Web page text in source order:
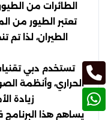
الطائرات من
تعتبر الطيور من
الطيران، لذا
تستخدم دبي
الحراري، وأنظمة
زيادة
يساهم هذا